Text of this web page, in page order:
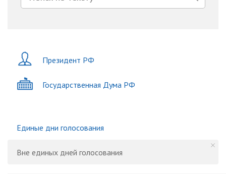
Президент РФ
Государственная Дума РФ
Единые дни голосования
Вне единых дней голосования